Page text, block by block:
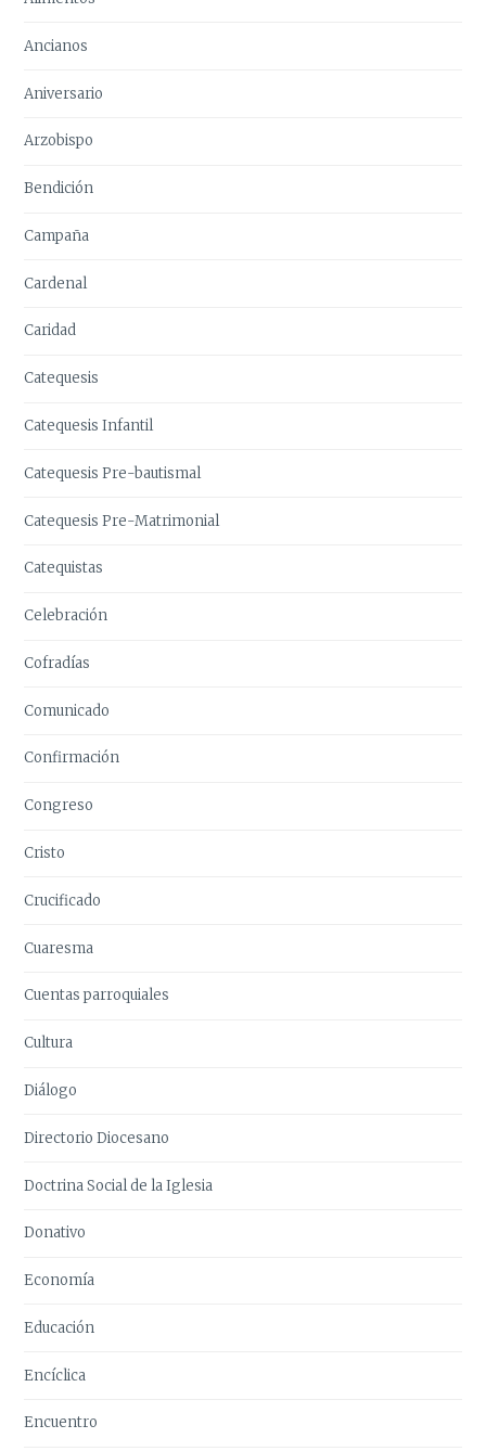
Ancianos
Aniversario
Arzobispo
Bendición
Campaña
Cardenal
Caridad
Catequesis
Catequesis Infantil
Catequesis Pre-bautismal
Catequesis Pre-Matrimonial
Catequistas
Celebración
Cofradías
Comunicado
Confirmación
Congreso
Cristo
Crucificado
Cuaresma
Cuentas parroquiales
Cultura
Diálogo
Directorio Diocesano
Doctrina Social de la Iglesia
Donativo
Economía
Educación
Encíclica
Encuentro